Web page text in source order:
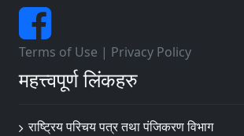
Terms of Use | Privacy Policy
महत्त्वपूर्ण लिंकहरु
राष्ट्रिय परिचय पत्र तथा पंजिकरण विभाग